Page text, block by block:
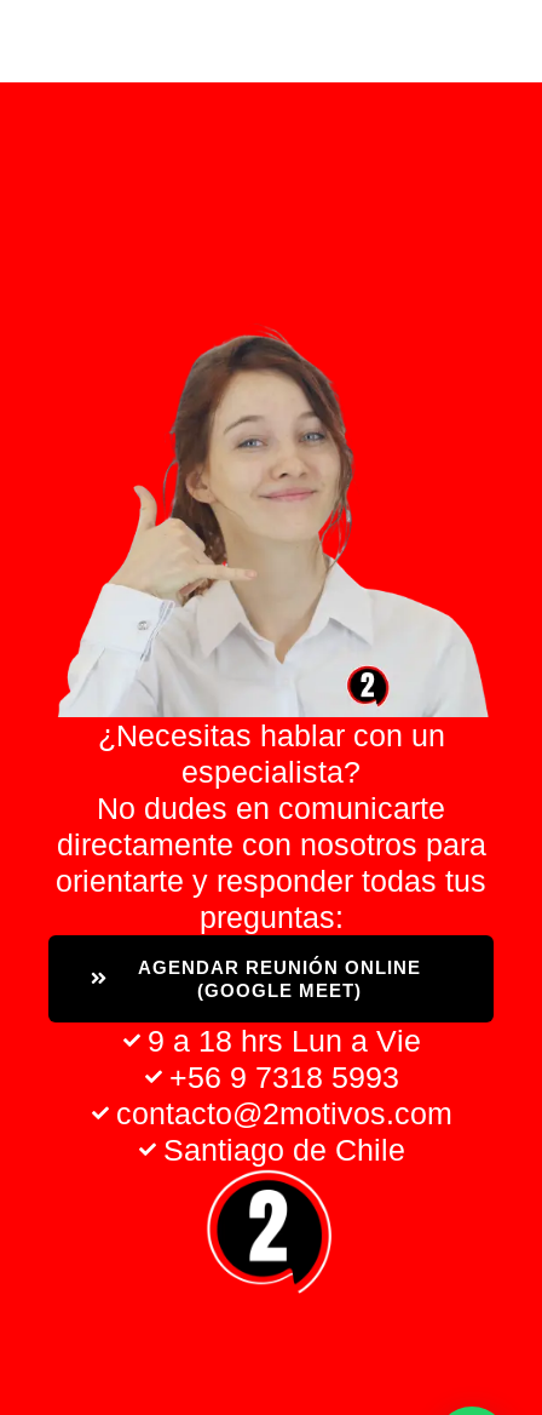
¿Necesitas hablar con un
especialista?
No dudes en comunicarte
directamente con nosotros para
orientarte y responder todas tus
preguntas:
AGENDAR REUNIÓN ONLINE
(GOOGLE MEET)
9 a 18 hrs Lun a Vie
+56 9 7318 5993
contacto@2motivos.com
Santiago de Chile